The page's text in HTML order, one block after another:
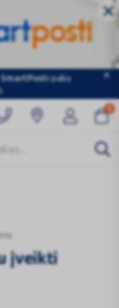
SmartPostipaku
0
įveikti